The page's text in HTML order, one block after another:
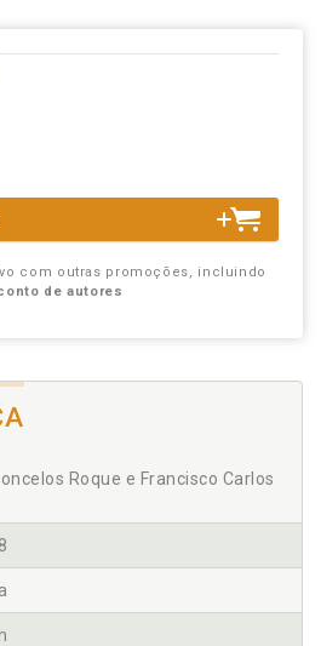
com outras promoções, incluindo
de autores
Roque e Francisco Carlos